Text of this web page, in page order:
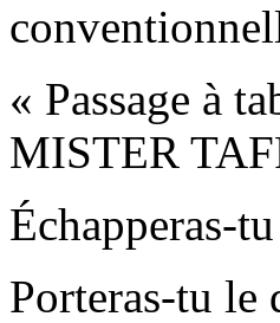
« Passage à
MISTER
Échapperas-
Porteras-tu le